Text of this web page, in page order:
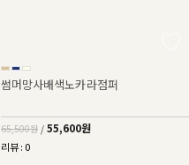
썸머망사배색노카라점퍼
65,500원 / 55,600원
리뷰 : 0